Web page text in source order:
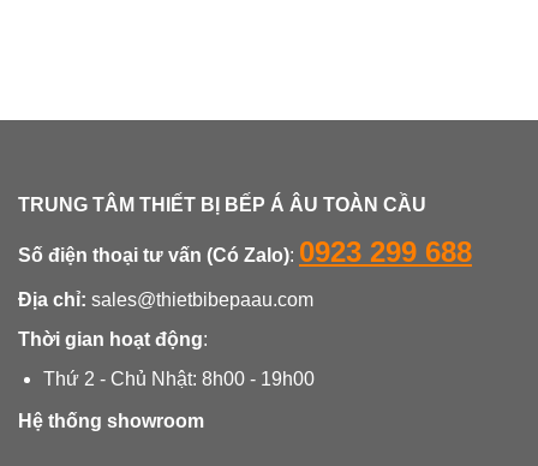
TRUNG TÂM THIẾT BỊ BẾP Á ÂU TOÀN CẦU
Số điện thoại tư vấn (Có Zalo): 0923 299 688
Địa chỉ: sales@thietbibepaau.com
Thời gian hoạt động:
Thứ 2 - Chủ Nhật: 8h00 - 19h00
Hệ thống showroom